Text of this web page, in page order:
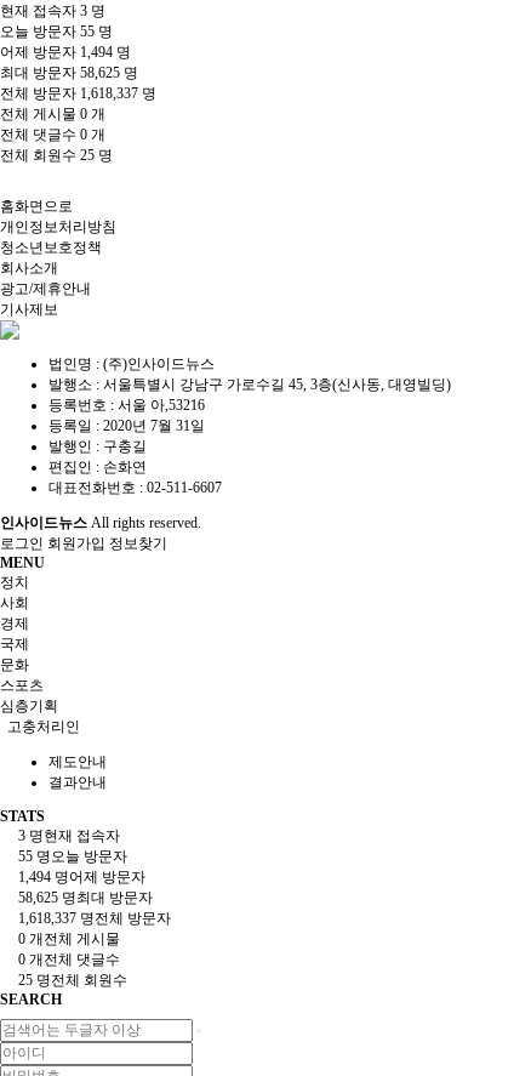
현재 접속자 3 명
오늘 방문자 55 명
어제 방문자 1,494 명
최대 방문자 58,625 명
전체 방문자 1,618,337 명
전체 게시물 0 개
전체 댓글수 0 개
전체 회원수 25 명
홈화면으로
개인정보처리방침
청소년보호정책
회사소개
광고/제휴안내
기사제보
법인명 : (주)인사이드뉴스
발행소 : 서울특별시 강남구 가로수길 45, 3층(신사동, 대영빌딩)
등록번호 : 서울 아,53216
등록일 : 2020년 7월 31일
발행인 : 구충길
편집인 : 손화연
대표전화번호 : 02-511-6607
인사이드뉴스 All rights reserved.
로그인 회원가입 정보찾기
MENU
정치
사회
경제
국제
문화
스포츠
심층기획
고충처리인
제도안내
결과안내
STATS
3 명현재 접속자
55 명오늘 방문자
1,494 명어제 방문자
58,625 명최대 방문자
1,618,337 명전체 방문자
0 개 전체 게시물
0 개 전체 댓글수
25 명전체 회원수
SEARCH